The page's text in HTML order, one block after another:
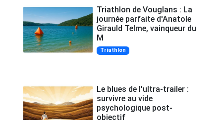
Triathlon de Vouglans : La
journée parfaite d'Anatole
Girauld Telme, vainqueur du
M
Triathlon
Le blues de l'ultra-trailer :
survivre au vide
psychologique post-
objectif